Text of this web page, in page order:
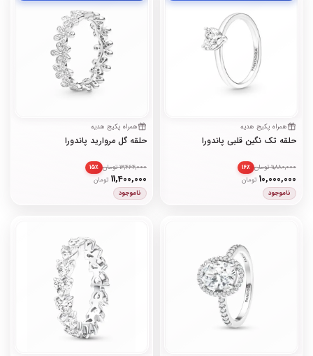
همراه پکیج هدیه
حلقه تک نگین‌ قلبی پاندورا
10,000,000 تومان
11,880,000 تومان ۱۶٪
ناموجود
همراه پکیج هدیه
حلقه گل مروارید پاندورا
11,400,000 تومان
13,464,000 تومان ۱۵٪
ناموجود